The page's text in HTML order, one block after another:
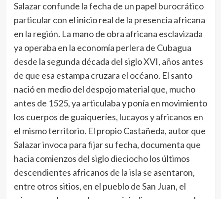
Salazar confunde la fecha de un papel burocrático
particular con el inicio real de la presencia africana
en la región. La mano de obra africana esclavizada
ya operaba en la economía perlera de Cubagua
desde la segunda década del siglo XVI, años antes
de que esa estampa cruzara el océano. El santo
nació en medio del despojo material que, mucho
antes de 1525, ya articulaba y ponía en movimiento
los cuerpos de guaiqueríes, lucayos y africanos en
el mismo territorio. El propio Castañeda, autor que
Salazar invoca para fijar su fecha, documenta que
hacia comienzos del siglo dieciocho los últimos
descendientes africanos de la isla se asentaron,
entre otros sitios, en el pueblo de San Juan, el